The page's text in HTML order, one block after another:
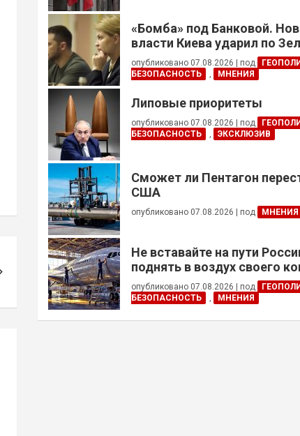
«Бомба» под Банковой.
власти Киева ударил по
опубликовано 07.08.2026 под
БЕЗОПАСНОСТЬ
, МНЕНИЯ
Липовые приоритеты
опубликовано 07.08.2026 под
БЕЗОПАСНОСТЬ
, ЭКСКЛЮЗИВ
Сможет ли Пентагон
США
опубликовано 07.08.2026 под МНЕНИЯ
Не вставайте на пути
поднять в воздух своего
опубликовано 07.08.2026 под
БЕЗОПАСНОСТЬ
, МНЕНИЯ